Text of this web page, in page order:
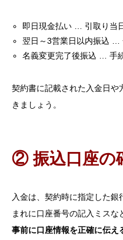
即日現金払い … 引取り当
翌日～3営業日以内振込 …
名義変更完了後振込 … 手
契約書に記載された入金日や
きましょう。
② 振込口座の
入金は、契約時に指定した銀
まれに口座番号の記入ミスな
事前に口座情報を正確に伝え